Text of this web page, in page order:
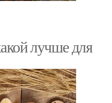
лучше для